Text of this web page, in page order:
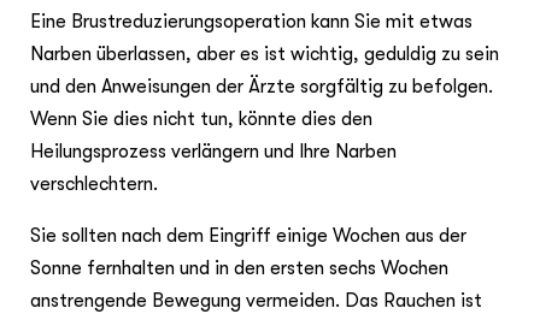
Eine Brustreduzierungsoperation kann Sie mit etwas
Narben überlassen, aber es ist wichtig, geduldig zu sein
und den Anweisungen der Ärzte sorgfältig zu befolgen.
Wenn Sie dies nicht tun, könnte dies den
Heilungsprozess verlängern und Ihre Narben
verschlechtern.
Sie sollten nach dem Eingriff einige Wochen aus der
Sonne fernhalten und in den ersten sechs Wochen
anstrengende Bewegung vermeiden. Das Rauchen ist